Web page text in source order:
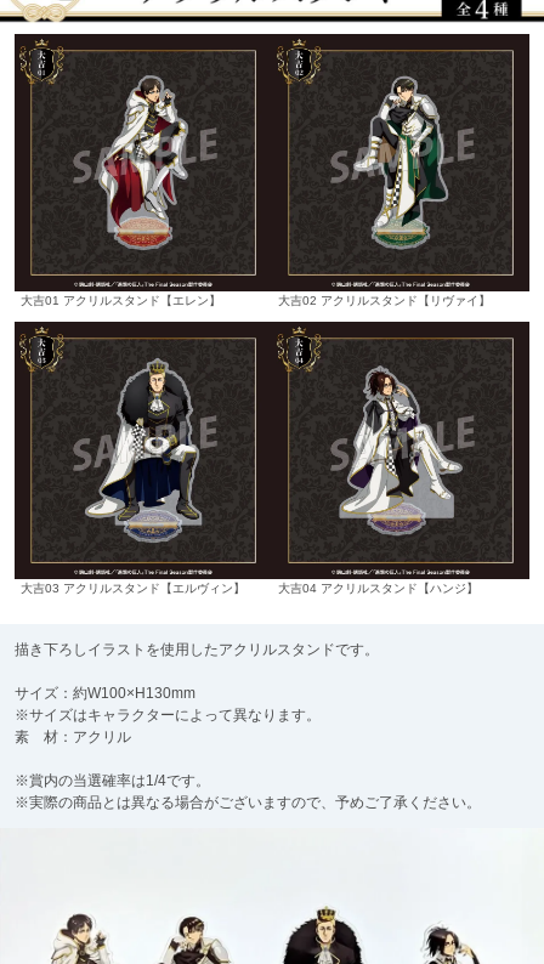
大吉01 アクリルスタンド【エレン】 大吉02 アクリルスタンド【リヴァイ】
大吉03 アクリルスタンド【エルヴィン】 大吉04 アクリルスタンド【ハンジ】
描き下ろしイラストを使用したアクリルスタンドです。
サイズ：約W100×H130mm
※サイズはキャラクターによって異なります。
素 材：アクリル
※賞内の当選確率は1/4です。
※実際の商品とは異なる場合がございますので、予めご了承ください。